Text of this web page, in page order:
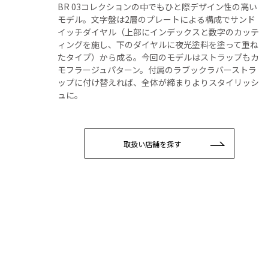
BR 03コレクションの中でもひと際デザイン性の高い
モデル。文字盤は2層のプレートによる構成でサンド
イッチダイヤル（上部にインデックスと数字のカッテ
ィングを施し、下のダイヤルに夜光塗料を塗って重ね
たタイプ）から成る。今回のモデルはストラップもカ
モフラージュパターン。付属のラブックラバーストラ
ップに付け替えれば、全体が締まりよりスタイリッシ
ュに。
取扱い店舗を探す